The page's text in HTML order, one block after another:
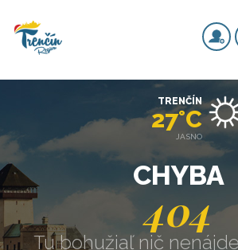
CHYBA
404
Tu bohužiaľ nič
TRENČÍN
27°C
JASNO